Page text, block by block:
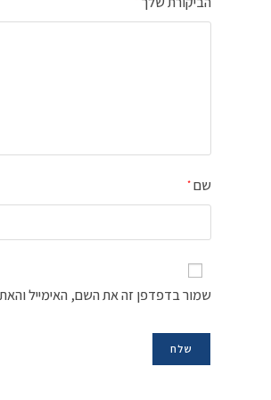
שם*
שמור בדפדפן זה את השם, האימייל